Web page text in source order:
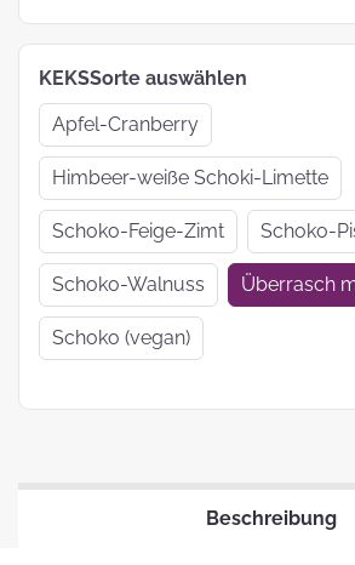
KEKSSorte auswählen
Apfel-Cranberry
Himbeer-weiße Schoki-Limette
Schoko-Feige-Zimt Schoko-
Schoko-Walnuss Überrasch
Schoko (vegan)
Beschreibung